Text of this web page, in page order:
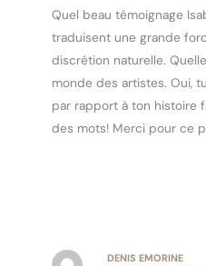
Quel beau témoignage
traduisent une grande
discrétion naturelle.
monde des artistes. Oui,
par rapport à ton histoire
des mots! Merci pour ce
DENIS EMORINE